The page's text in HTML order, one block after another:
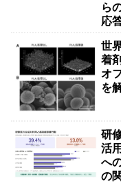
ら
応
世
着
オ
を
研
活
へ
の